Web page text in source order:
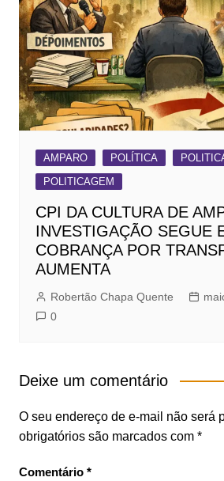
AMPARO POLÍTICA
POLITICAGEM
CPI DA CULTURA DE
INVESTIGAÇÃO SEGUE
COBRANÇA POR
AUMENTA
Robertão Chapa Quente
0
Deixe um comentário
O seu endereço de e-mail não será
obrigatórios são marcados com *
Comentário *